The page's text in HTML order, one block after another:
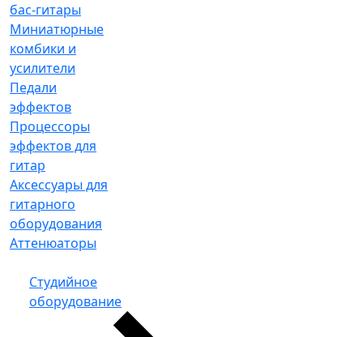
бас-гитары
Миниатюрные
комбики и
усилители
Педали
эффектов
Процессоры
эффектов для
гитар
Аксессуары для
гитарного
оборудования
Аттенюаторы
Студийное
оборудование